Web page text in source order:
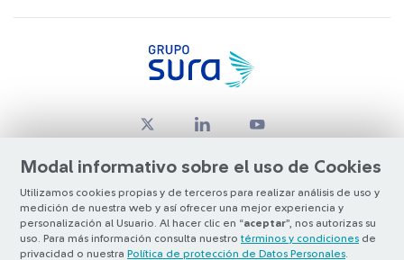
Modal informativo sobre el uso de Cookies
Utilizamos cookies propias y de terceros para realizar análisis de uso y
medición de nuestra web y así ofrecer una mejor experiencia y
personalización al Usuario. Al hacer clic en “aceptar”, nos autorizas su
uso. Para más información consulta nuestro términos y condiciones de
privacidad o nuestra Política de protección de Datos Personales
© Copyright Grupo SURA 2026